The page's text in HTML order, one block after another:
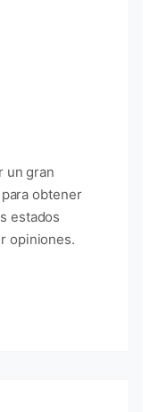
un gran
obtener
estados
opiniones.